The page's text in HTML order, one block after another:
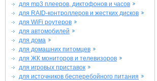
для mp3 плееров, диктофонов и часов
для RAID-контроллеров и жестких дисков
для WiFi роутеров
для автомобилей
для дома
для домашних питомцев
для ЖК мониторов и телевизоров
для игровых приставок
для источников бесперебойного питания